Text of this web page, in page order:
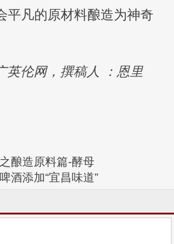
平凡的原材料酿造为神奇
英伦网，撰稿人 ：恩里
酿造原料篇-酵母
酒添加“宜昌味道”